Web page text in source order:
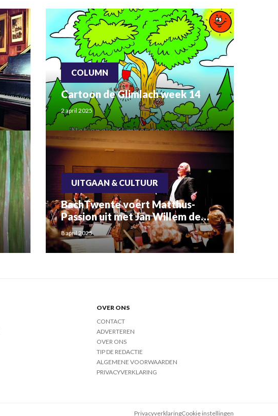
COLUMN
Cartoon de Glimlach week 14
2 april 2025
UITGAAN & CULTUUR
BachTwente voert Matthus-
Passion uit met Jan Willem de
Vriend
8 april 2025
OVER ONS
CONTACT
ADVERTEREN
OVER ONS
TIP DE REDACTIE
ALGEMENE VOORWAARDEN
PRIVACYVERKLARING
PrivacyverklaringCookie instellingen